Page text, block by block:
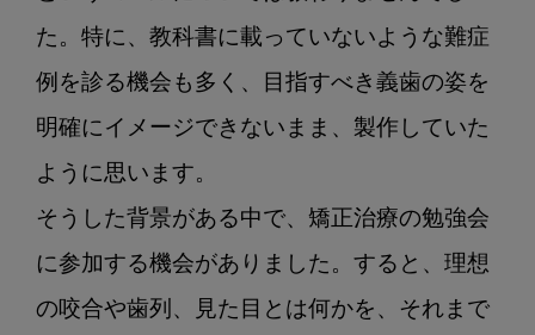
た。特に、教科書に載っていないような難症
例を診る機会も多く、目指すべき義歯の姿を
明確にイメージできないまま、製作していた
ように思います。
そうした背景がある中で、矯正治療の勉強会
に参加する機会がありました。すると、理想
の咬合や歯列、見た目とは何かを、それまで